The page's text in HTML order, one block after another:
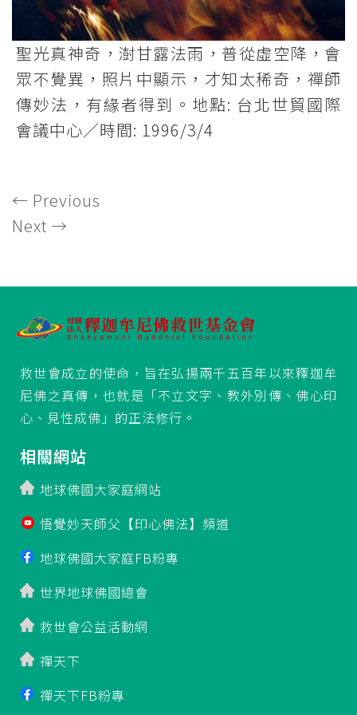
聖光真神奇，澍甘露法雨，普從虛空降，會
眾不覺異，照片中顯示，才知太稀奇，禪師
傳妙法，有緣者得到。地點: 台北世貿國際
會議中心／時間: 1996/3/4
← Previous
Next →
救世會成立的使命，旨在弘揚兩千五百年以來釋迦牟
尼佛之真傳，也就是「不立文字、教外別傳、佛心印
心、見性成佛」的正法修行。
相關網站
地球佛國大家庭網站
悟覺妙天師父【印心佛法】頻道
地球佛國大家庭FB粉專
世界地球佛國總會
救世會公益活動網
禪天下
禪天下FB粉專